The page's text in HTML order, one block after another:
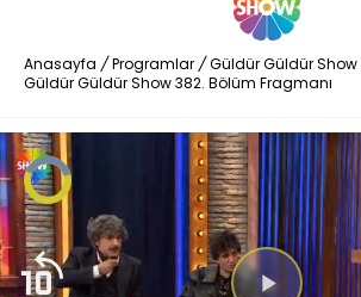
Anasayfa / Programlar / Güldür Güldür Show
Güldür Güldür Show 382. Bölüm Fragmanı